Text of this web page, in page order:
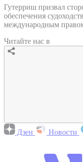
Гутерриш призвал
обеспечения
международным
Читайте нас в
Дзен Новости